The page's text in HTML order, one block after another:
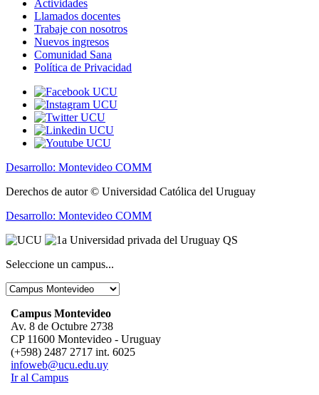
Actividades
Llamados docentes
Trabaje con nosotros
Nuevos ingresos
Comunidad Sana
Política de Privacidad
Desarrollo: Montevideo COMM
Derechos de autor © Universidad Católica del Uruguay
Desarrollo: Montevideo COMM
Seleccione un campus...
Campus Montevideo
Av. 8 de Octubre 2738
CP 11600 Montevideo - Uruguay
(+598) 2487 2717 int. 6025
infoweb@ucu.edu.uy
Ir al Campus